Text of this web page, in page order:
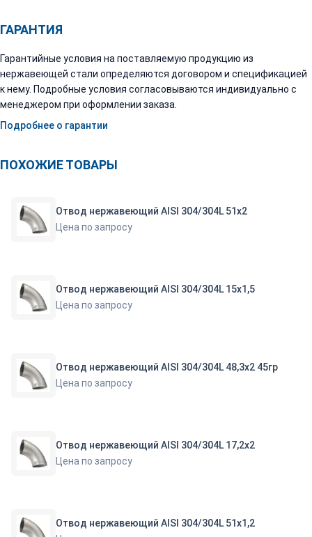
ГАРАНТИЯ
Гарантийные условия на поставляемую продукцию из
нержавеющей стали определяются договором и спецификацией
к нему. Подробные условия согласовываются индивидуально с
менеджером при оформлении заказа.
Подробнее о гарантии
ПОХОЖИЕ ТОВАРЫ
Отвод нержавеющий AISI 304/304L 51х2
Цена по запросу
Отвод нержавеющий AISI 304/304L 15х1,5
Цена по запросу
Отвод нержавеющий AISI 304/304L 48,3х2 45гр
Цена по запросу
Отвод нержавеющий AISI 304/304L 17,2х2
Цена по запросу
Отвод нержавеющий AISI 304/304L 51х1,2